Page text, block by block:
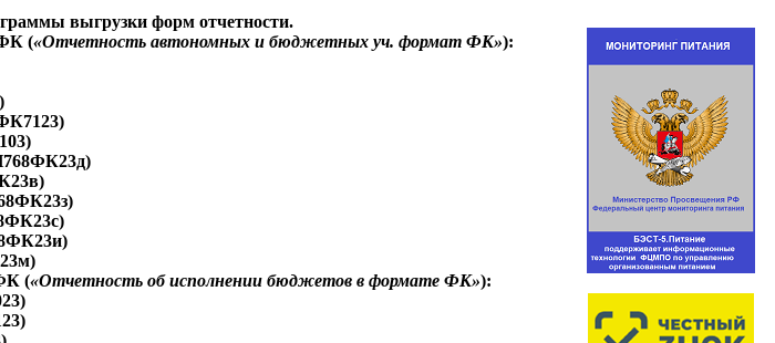
выгрузки форм отчетности.
(«Отчетность автономных и бюджетных уч. формат ФК»):
(«Отчетность об исполнении бюджетов в формате ФК»):